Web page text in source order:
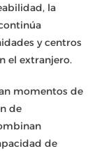
la
y centros
el extranjero.
momentos de
de
de